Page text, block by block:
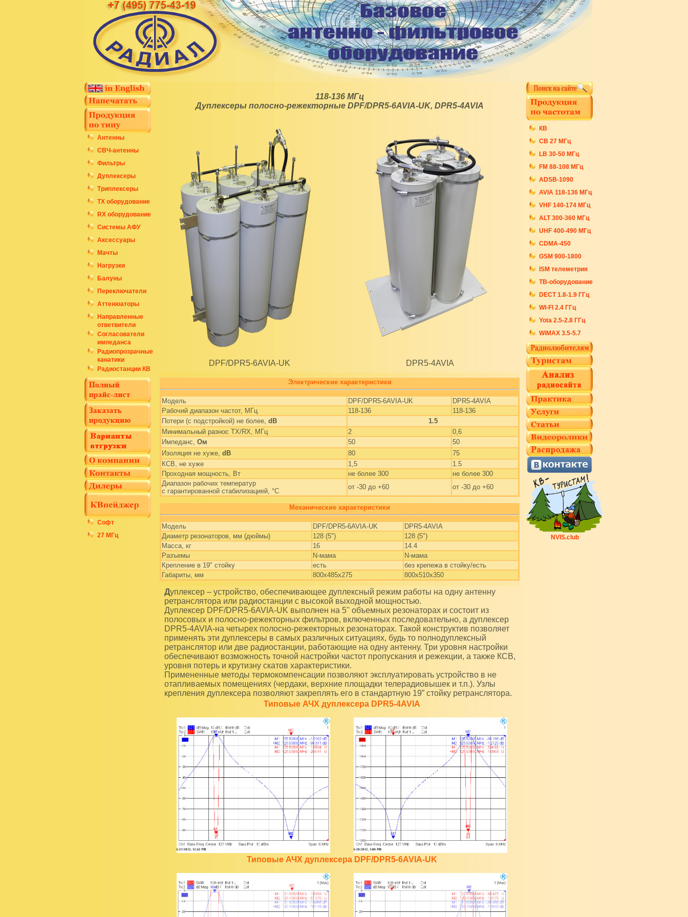
Антенны
СВЧ-антенны
Фильтры
Дуплексеры
Триплексеры
ТХ оборудование
RX оборудование
Системы АФУ
Аксессуары
Мачты
Нагрузки
Балуны
Переключатели
Аттенюаторы
Направленные
ответвители
Согласователи
импеданса
Радиопрозрачные
канатики
Радиостанции КВ
Софт
27 МГц
118-136 МГц
Дуплексеры полосно-режекторные DPF/DPR5-6AVIA-UK, DPR5-4AVIA
DPF/DPR5-6AVIA-UK DPR5-4AVIA
Электрические характеристики
Модель DPF/DPR5-6AVIA-UK
DPR5-4AVIA
Рабочий диапазон частот, МГц
118-136
118-136
Потери (с подстройкой) не более, dB
1.5
Минимальный разнос TX/RX, МГц
2
0,6
Импеданс, Ом 50
50
Изоляция не хуже, dB 80
75
КСВ, не хуже
1,5
1.5
Проходная мощность, Вт
не более 300
не более 300
Диапазон рабочих температур
с гарантированной стабилизацией, °С
от -30 до +60 от -30 до +60
Механические характеристики
Модель DPF/DPR5-6AVIA-UK
DPR5-4AVIA
Диаметр резонаторов, мм (дюймы)
128 (5")
128 (5")
Масса, кг
16
14.4
Разъемы
N-мама
N-мама
Крепление в 19" стойку
есть
без крепежа в стойку/есть
Габариты, мм
800x485x275 800х510х350
Дуплексер – устройство, обеспечивающее дуплексный режим работы на одну антенну
ретранслятора или радиостанции с высокой выходной мощностью.
Дуплексер DPF/DPR5-6AVIA-UK выполнен на 5'' объемных резонаторах и состоит из
полосовых и полосно-режекторных фильтров, включенных последовательно, а дуплексер
DPR5-4AVIA-на четырех полосно-режекторных резонаторах. Такой конструктив позволяет
применять эти дуплексеры в самых различных ситуациях, будь то полнодуплексный
ретранслятор или две радиостанции, работающие на одну антенну. Три уровня настройки
обеспечивают возможность точной настройки частот пропускания и режекции, а также КСВ,
уровня потерь и крутизну скатов характеристики.
Примененные методы термокомпенсации позволяют эксплуатировать устройство в не
отапливаемых помещениях (чердаки, верхние площадки телерадиовышек и т.п.). Узлы
крепления дуплексера позволяют закреплять его в стандартную 19” стойку ретранслятора.
Типовые АЧХ дуплексера DPR5-4AVIA
Типовые АЧХ дуплексера DPF/DPR5-6AVIA-UK
КВ
СB 27 МГц
LB 30-50 МГц
FM 88-108 МГц
ADSB-1090
AVIA 118-136 МГц
VHF 140-174 МГц
ALT 300-360 МГц
UHF 400-490 МГц
CDMA-450
GSM 900-1800
ISM телеметрия
ТВ-оборудование
DECT 1.8-1.9 ГГц
WI-FI 2.4 ГГц
Yota 2.5-2.8 ГГц
WiMAX 3.5-5.7
NVIS.club